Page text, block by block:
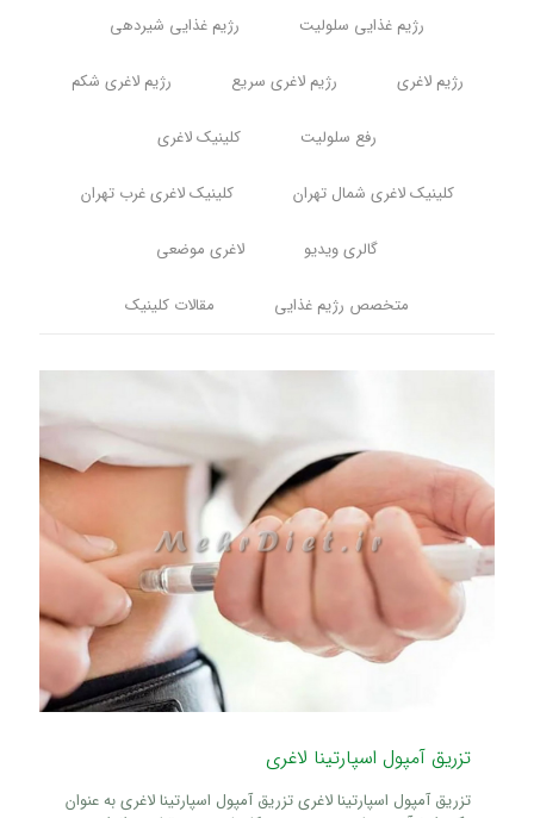
رژیم غذایی سلولیت رژیم غذایی شیردهی
رژیم لاغری رژیم لاغری سریع رژیم لاغری شکم
رفع سلولیت کلینیک لاغری
کلینیک لاغری شمال تهران کلینیک لاغری غرب تهران
گالری ویدیو لاغری موضعی
متخصص رژیم غذایی مقالات کلینیک
تزریق آمپول اسپارتینا لاغری
تزریق آمپول اسپارتینا لاغری تزریق آمپول اسپارتینا لاغری به عنوان